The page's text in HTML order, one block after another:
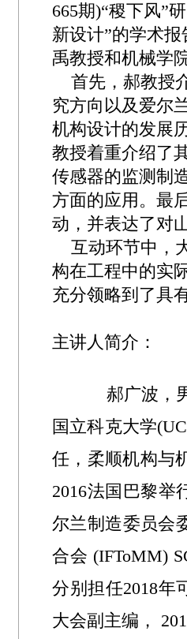
665期)“稷下风”
新设计”的学术
禹教授和机械学
首先，郝教授
究方向以及爱尔
机构设计的发展
教授着重介绍了
传感器的监测制
方面的应用。最
动，并表达了对
互动环节中，
构在工程中的实
充分领略到了具
主讲人简介：
郝广波，
国立科克大学
任，柔顺机构与
2016法国巴黎举
尔兰制造委员会
合会 (IFToMM)
分别担任2018年
大会副主编，